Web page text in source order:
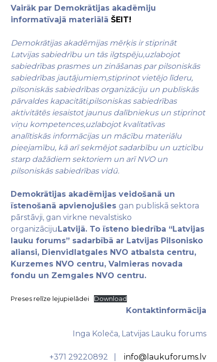
Vairāk par Demokrātijas akadēmiju
informatīvajā materiālāŠEIT!
Demokrātijas akadēmijas mērķis ir stiprināt
Latvijas sabiedrību un tās ilgtspēju,uzlabojot
sabiedrības prasmes un zināšanas par pilsoniskās
sabiedrības jautājumiem,stiprinot vietējo līderu,
pilsoniskās sabiedrības organizāciju un publiskās
pārvaldes kapacitāti,pilsoniskas sabiedrības
aktivitātēs iesaistot jaunus dalībniekus un stiprinot
viņu kompetences,uzlabojot kvalitatīvas
analītiskās informācijas un mācību materiālu
pieejamību, kā arīsekmējot sadarbību un uzticību
starp dažādiem sektoriem un arī NVO un
pilsoniskās sabiedrības vidū.
Demokrātijas akadēmijas veidošanā un
īstenošanā apvienojušiesgan publiskā sektora
pārstāvji, gan virkne nevalstisko
organizācijuLatvijā. To īsteno biedrība “Latvijas
lauku forums” sadarbībā ar Latvijas Pilsonisko
aliansi, Dienvidlatgales NVO atbalsta centru,
Kurzemes NVO centru, Valmieras novada
fondu un Zemgales NVO centru.
Preses relīze lejupielādei Download
Kontaktinformācija
Inga Koleča, Latvijas Lauku forums
+371 29220892 | info@laukuforums.lv